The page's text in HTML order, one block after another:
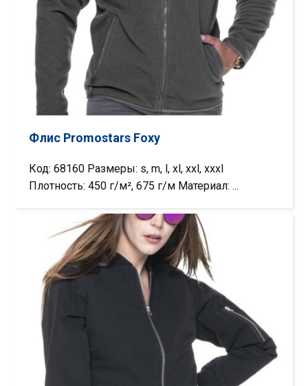
Флис Promostars Foxy
Код: 68160 Размеры: s, m, l, xl, xxl, xxxl
Плотность: 450 г/м², 675 г/м Материал: ...